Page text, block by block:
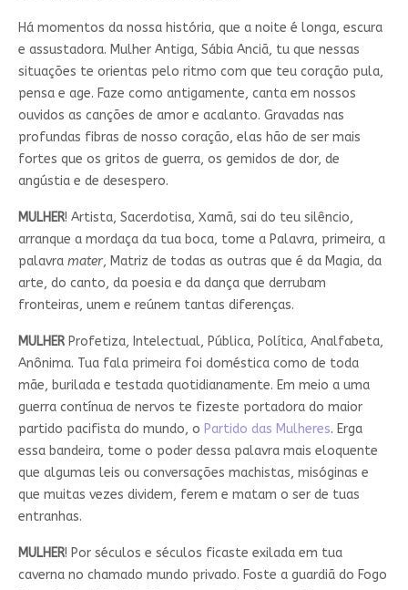
Há momentos da nossa história, que a noite é longa, escura
e assustadora. Mulher Antiga, Sábia Anciã, tu que nessas
situações te orientas pelo ritmo com que teu coração pula,
pensa e age. Faze como antigamente, canta em nossos
ouvidos as canções de amor e acalanto. Gravadas nas
profundas fibras de nosso coração, elas hão de ser mais
fortes que os gritos de guerra, os gemidos de dor, de
angústia e de desespero.
MULHER! Artista, Sacerdotisa, Xamã, sai do teu silêncio,
arranque a mordaça da tua boca, tome a Palavra, primeira, a
palavra mater, Matriz de todas as outras que é da Magia, da
arte, do canto, da poesia e da dança que derrubam
fronteiras, unem e reúnem tantas diferenças.
MULHER Profetiza, Intelectual, Pública, Política, Analfabeta,
Anônima. Tua fala primeira foi doméstica como de toda
mãe, burilada e testada quotidianamente. Em meio a uma
guerra contínua de nervos te fizeste portadora do maior
partido pacifista do mundo, o Partido das Mulheres. Erga
essa bandeira, tome o poder dessa palavra mais eloquente
que algumas leis ou conversações machistas, misóginas e
que muitas vezes dividem, ferem e matam o ser de tuas
entranhas.
MULHER! Por séculos e séculos ficaste exilada em tua
caverna no chamado mundo privado. Foste a guardiã do Fogo